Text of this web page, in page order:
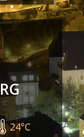
24°C